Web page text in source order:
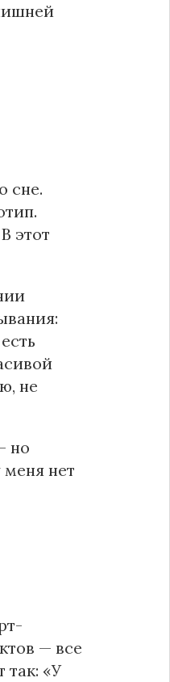
сне.
этот
не
но
нет
— все
так: «У